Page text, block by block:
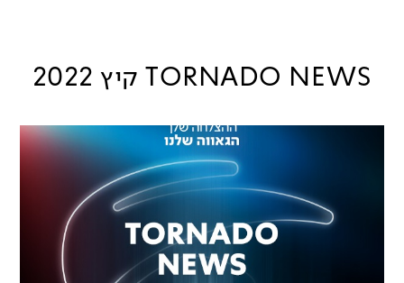
TORNADO NEWS קיץ 2022